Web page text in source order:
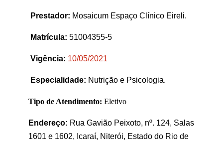
Prestador: Mosaicum Espaço Clínico Eireli.
Matrícula: 51004355-5
Vigência: 10/05/2021
Especialidade: Nutrição e Psicologia.
Tipo de Atendimento: Eletivo
Endereço: Rua Gavião Peixoto, nº. 124, Salas
1601 e 1602, Icaraí, Niterói, Estado do Rio de